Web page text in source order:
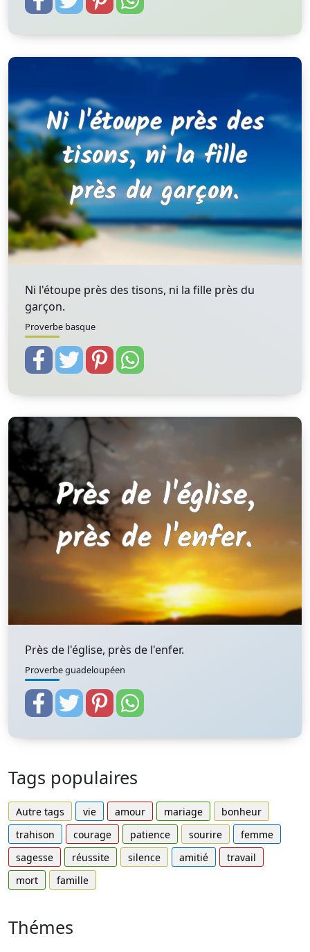
Ni l'étoupe près des tisons, ni la fille près du
garçon.
Proverbe basque
Près de l'église, près de l'enfer.
Proverbe guadeloupéen
Tags populaires
Autre tags vie amour mariage
bonheur
trahison
courage patience sourire
femme
sagesse
réussite silence amitié
travail
mort
famille
Thémes